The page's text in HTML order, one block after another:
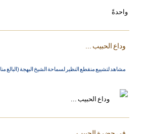
وداع الحبيب ...
مشاهد لتشييع منقطع النظير لسماحة الشيخ البهجة (البالغ